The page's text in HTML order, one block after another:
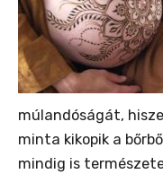
múlandóságát,
minta kikopik a
mindig is